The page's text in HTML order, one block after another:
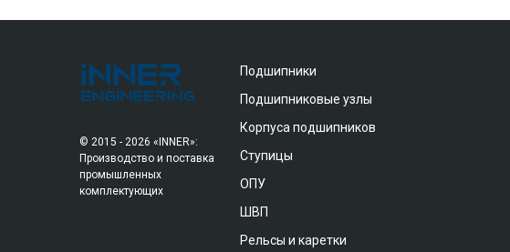
© 2015 - 2026 «INNER»:
Производство и поставка
промышленных
комплектующих
Подшипники
Подшипниковые узлы
Корпуса подшипников
Ступицы
ОПУ
ШВП
Рельсы и каретки